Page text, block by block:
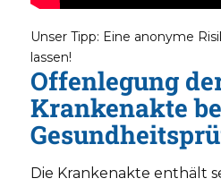
Unser Tipp: Eine anonyme
lassen!
Offenlegung
Krankenakte
Die Krankenakte enthält